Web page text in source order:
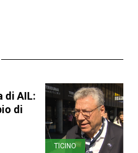
di AIL:
di
TICINO